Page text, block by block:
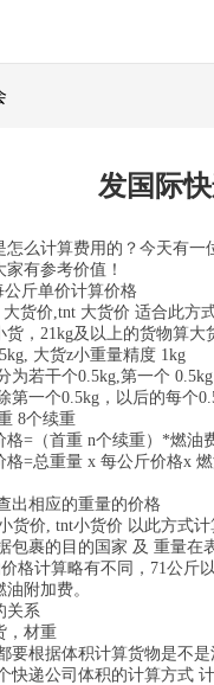
发国际
怎么计算费用的？今天有
有参考价值！
斤单价计算价格
大货价,tnt 大货价 适合此方
货，21kg及以上的货物算大
大货z小重量精度 1kg
为若干个0.5kg,第一个
第一个0.5kg，以后的每个
8个续重
=（首重 n个续重）*燃油
格=总重量 x 每公斤价格x
出相应的重量的价格
货价, tnt小货价 以此方式
包裹的目的国家 及 重量在
价格计算略有不同，71公
附加费。
关系
，材重
要根据体积计算货物是不是
快递公司体积的计算方式